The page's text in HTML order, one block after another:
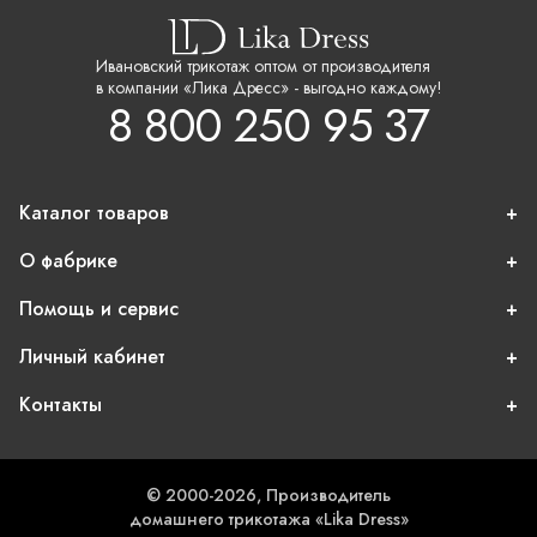
Ивановский трикотаж оптом от производителя
в компании «Лика Дресс» - выгодно каждому!
8 800 250 95 37
Каталог товаров
О фабрике
Помощь и сервис
Личный кабинет
Контакты
© 2000-2026, Производитель
домашнего трикотажа «Lika Dress»